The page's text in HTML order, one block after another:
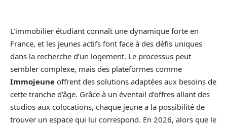
L’immobilier étudiant connaît une dynamique forte en
France, et les jeunes actifs font face à des défis uniques
dans la recherche d’un logement. Le processus peut
sembler complexe, mais des plateformes comme
Immojeune offrent des solutions adaptées aux besoins de
cette tranche d’âge. Grâce à un éventail d’offres allant des
studios aux colocations, chaque jeune a la possibilité de
trouver un espace qui lui correspond. En 2026, alors que le